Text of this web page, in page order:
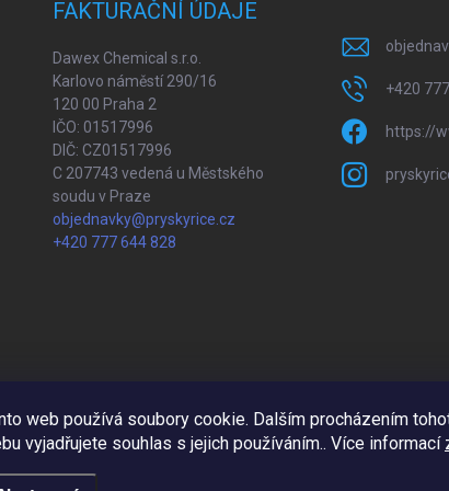
web používá soubory cookie. Dalším procházením
vyjadřujete souhlas s jejich používáním.. Více informací
FAKTURAČNÍ ÚDAJE
Dawex Chemical s.r.o.
Karlovo náměstí 290/16
120 00 Praha 2
IČO: 01517996
DIČ: CZ01517996
C 207743 vedená u Městského
soudu v Praze
objednavky@pryskyrice.cz
+420 777 644 828
+420
https://
Upravil 404notfound.cz